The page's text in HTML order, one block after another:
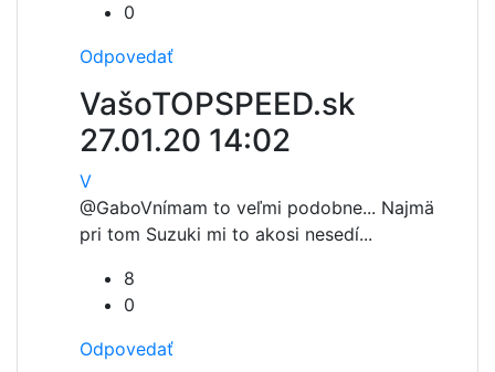
0
Odpovedať
VašoTOPSPEED.sk
27.01.20 14:02
V
@GaboVnímam to veľmi podobne... Najmä
pri tom Suzuki mi to akosi nesedí...
8
0
Odpovedať